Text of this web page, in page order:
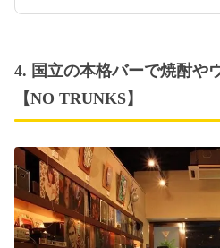
4. 国立の本格バーで焼酎や
【NO TRUNKS】